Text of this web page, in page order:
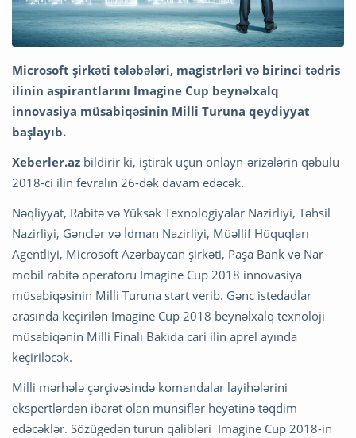
Microsoft şirkəti tələbələri, magistrləri və birinci tədris
ilinin aspirantlarını Imagine Cup beynəlxalq
innovasiya müsabiqəsinin Milli Turuna qeydiyyat
başlayıb.
Xeberler.az bildirir ki, iştirak üçün onlayn-ərizələrin qəbulu
2018-ci ilin fevralın 26-dək davam edəcək.
Nəqliyyat, Rabitə və Yüksək Texnologiyalar Nazirliyi, Təhsil
Nazirliyi, Gənclər və İdman Nazirliyi, Müəllif Hüquqları
Agentliyi, Microsoft Azərbaycan şirkəti, Paşa Bank və Nar
mobil rabitə operatoru Imagine Cup 2018 innovasiya
müsabiqəsinin Milli Turuna start verib. Gənc istedadlar
arasında keçirilən Imagine Cup 2018 beynəlxalq texnoloji
müsabiqənin Milli Finalı Bakıda cari ilin aprel ayında
keçiriləcək.
Milli mərhələ çərçivəsində komandalar layihələrini
ekspertlərdən ibarət olan münsiflər heyətinə təqdim
edəcəklər. Sözügedən turun qalibləri Imagine Cup 2018-in